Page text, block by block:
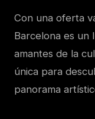
Con una oferta
Barcelona es un
amantes de la
única para
panorama